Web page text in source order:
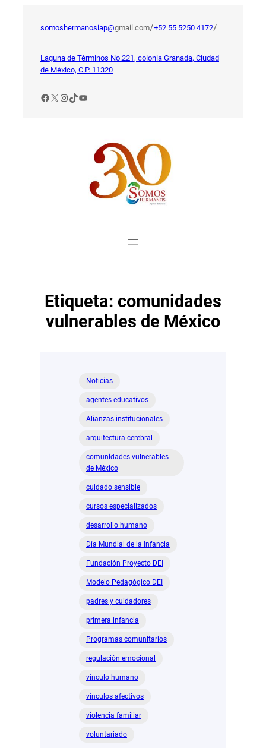
somoshermanosiap@gmail.com/+52 55 5250 4172/
Laguna de Términos No.221, colonia Granada, Ciudad
de México, C.P. 11320
Facebook
X Instagram
TikTok
YouTube
Etiqueta: comunidades
vulnerables de México
Noticias
agentes educativos
Alianzas institucionales
arquitectura cerebral
comunidades vulnerables
de México
cuidado sensible
cursos especializados
desarrollo humano
Día Mundial de la Infancia
Fundación Proyecto DEI
Modelo Pedagógico DEI
padres y cuidadores
primera infancia
Programas comunitarios
regulación emocional
vínculo humano
vínculos afectivos
violencia familiar
voluntariado